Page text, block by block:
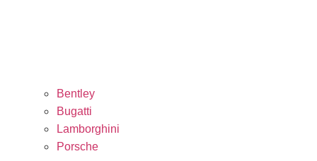
Bentley
Bugatti
Lamborghini
Porsche